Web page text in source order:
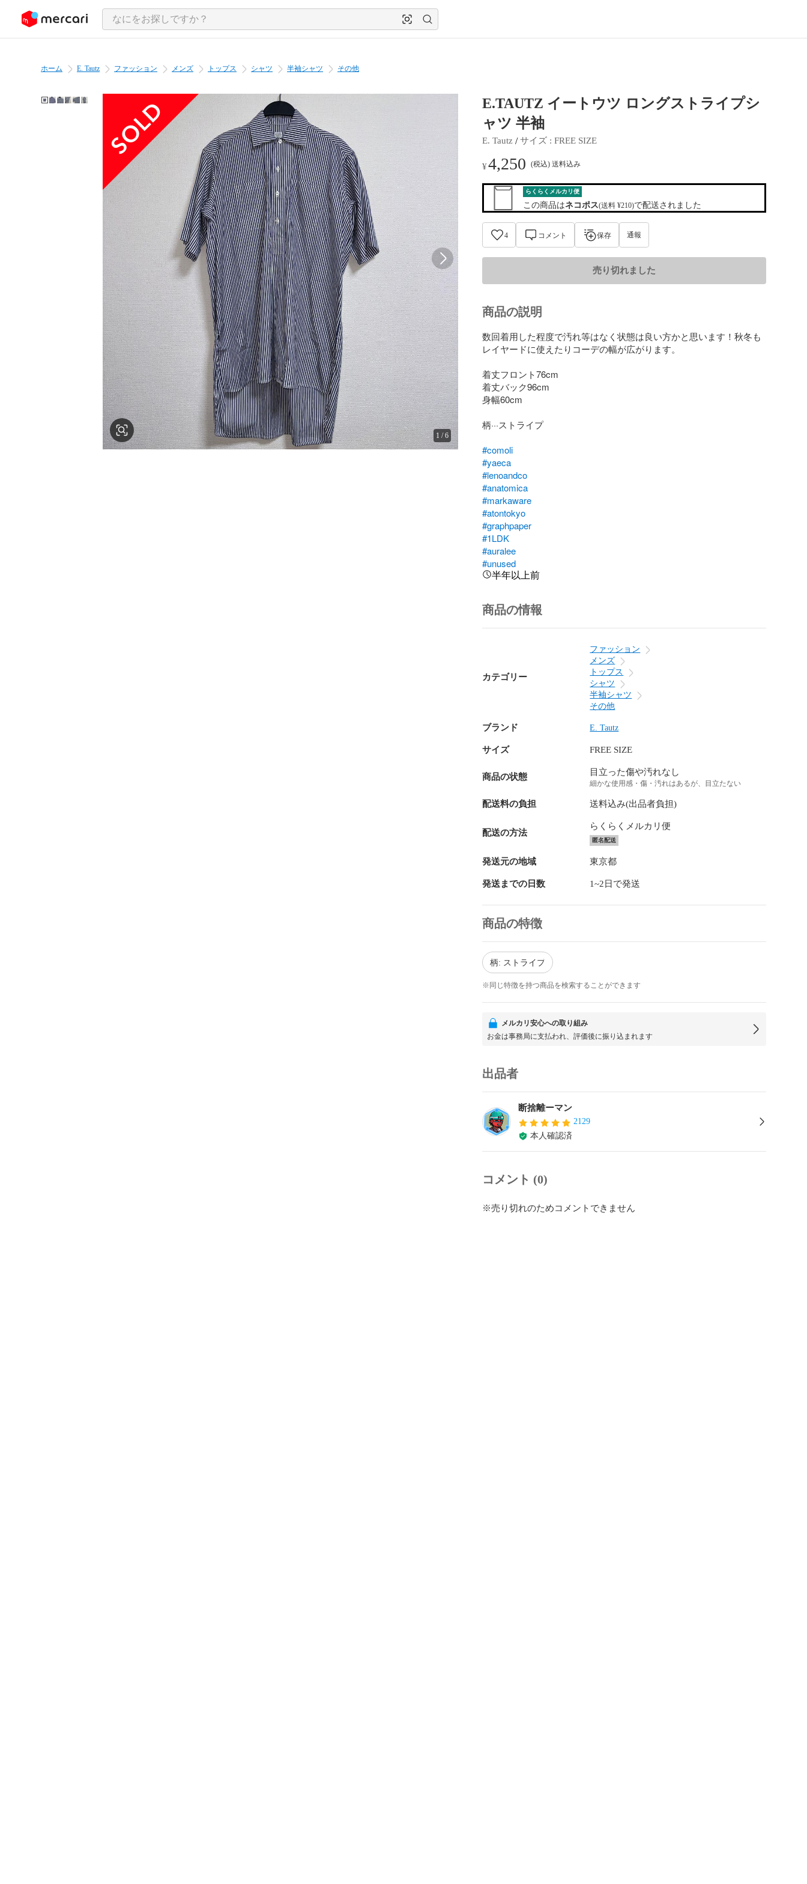
ツにスキップ
ホーム E. Tautz ファッション メンズ トップス シャツ 半袖シャツ その他
1 /6
E.TAUTZ イートウツ ロングストライプシ
ャツ 半袖
E. Tautz / サイズ : FREE SIZE
¥4,250 (税込) 送料込み
らくらくメルカリ便
この商品はネコポス(送料 ¥210)で配送されました
4 コメント 保存 通報
売り切れました
商品の説明
数回着用した程度で汚れ等はなく状態は良い方かと思います！秋冬も
レイヤードに使えたりコーデの幅が広がります。
着丈フロント76cm
着丈バック96cm
身幅60cm
柄···ストライプ
#comoli
#yaeca
#lenoandco
#anatomica
#markaware
#atontokyo
#graphpaper
#1LDK
#auralee
#unused
半年以上前
商品の情報
カテゴリー
ファッション
メンズ
トップス
シャツ
半袖シャツ
その他
ブランド E. Tautz
サイズ FREE SIZE
商品の状態 目立った傷や汚れなし
細かな使用感・傷・汚れはあるが、目立たない
配送料の負担 送料込み(出品者負担)
配送の方法
らくらくメルカリ便
匿名配送
発送元の地域 東京都
発送までの日数 1~2日で発送
商品の特徴
柄: ストライプ
※同じ特徴を持つ商品を検索することができます
メルカリ安心への取り組み
お金は事務局に支払われ、評価後に振り込まれます
出品者
断捨離ーマン
2129
本人確認済
コメント (0)
※売り切れのためコメントできません